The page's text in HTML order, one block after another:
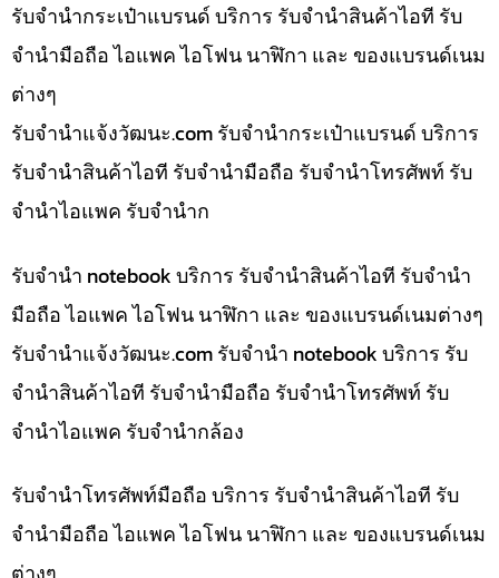
รับจำนำกระเป๋าแบรนด์ บริการ รับจำนำสินค้าไอที รับ
จำนำมือถือ ไอแพค ไอโฟน นาฬิกา และ ของแบรนด์เนม
ต่างๆ
รับจํานําแจ้งวัฒนะ.com รับจำนำกระเป๋าแบรนด์ บริการ
รับจำนำสินค้าไอที รับจำนำมือถือ รับจำนำโทรศัพท์ รับ
จำนำไอแพค รับจำนำก
รับจำนำ notebook บริการ รับจำนำสินค้าไอที รับจำนำ
มือถือ ไอแพค ไอโฟน นาฬิกา และ ของแบรนด์เนมต่างๆ
รับจํานําแจ้งวัฒนะ.com รับจำนำ notebook บริการ รับ
จำนำสินค้าไอที รับจำนำมือถือ รับจำนำโทรศัพท์ รับ
จำนำไอแพค รับจำนำกล้อง
รับจำนำโทรศัพท์มือถือ บริการ รับจำนำสินค้าไอที รับ
จำนำมือถือ ไอแพค ไอโฟน นาฬิกา และ ของแบรนด์เนม